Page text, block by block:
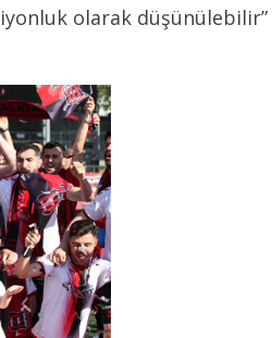
olarak düşünülebilir”